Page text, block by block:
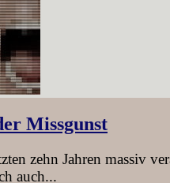
Missgunst
zehn Jahren massiv
auch...